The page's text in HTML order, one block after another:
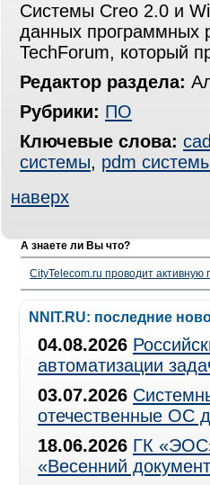
Системы Creo 2.0 и
данных программных
TechForum, который
Редактор раздела:
Рубрики: ПО
Ключевые слова:
системы, pdm
наверх
А знаете ли Вы что?
CityTelecom.ru проводит активную
NNIT.RU: последние
04.08.2026
автоматизации
03.07.2026
отечественные ОС
18.06.2026 ГК
«Весенний